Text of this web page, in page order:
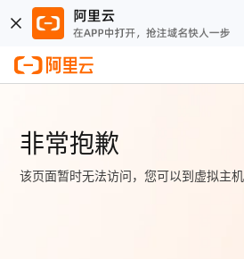
非常抱歉
该页面暂时无法访问，您可以到虚拟主